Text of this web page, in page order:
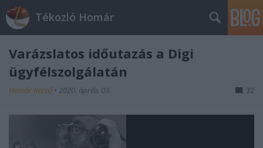
Tékozló Homár
Varázslatos időutazás a Digi
ügyfélszolgálatán
Homár Rezső • 2020. április 03. 32